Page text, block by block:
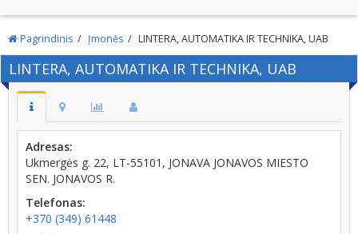
Pagrindinis Įmonės LINTERA, AUTOMATIKA IR TECHNIKA, UAB
LINTERA, AUTOMATIKA IR TECHNIKA, UAB
Adresas:
Ukmergės g. 22, LT-55101, JONAVA JONAVOS MIESTO
SEN. JONAVOS R.
Telefonas:
+370 (349) 61448